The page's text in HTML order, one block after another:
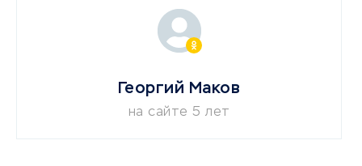
Георгий Маков
на сайте 5 лет